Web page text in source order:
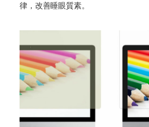
律，改善睡眼質素。